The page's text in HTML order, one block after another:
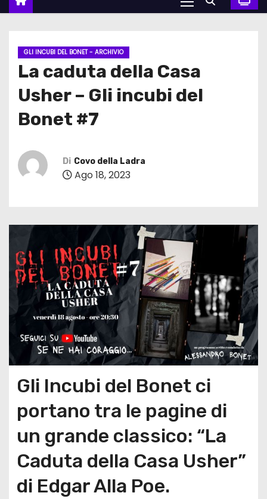
GLI INCUBI DEL BONET - ARCHIVIO
La caduta della Casa
Usher – Gli incubi del
Bonet #7
Di Covo della Ladra
Ago 18, 2023
Gli Incubi del Bonet ci
portano tra le pagine di
un grande classico: “La
Caduta della Casa Usher”
di Edgar Alla Poe.